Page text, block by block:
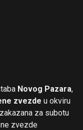
Novog Pazara,
zvezde u okviru
za subotu
zvezde